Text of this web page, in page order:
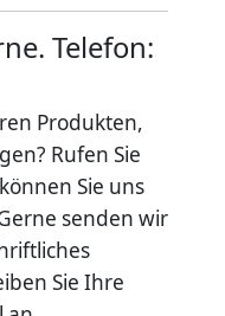
Telefon:
Produkten,
Rufen Sie
Sie uns
senden wir
Sie Ihre